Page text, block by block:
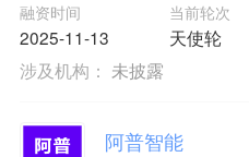
融资时间
2025-11-13
当前轮次
天使轮
涉及机构： 未披露
阿普智能